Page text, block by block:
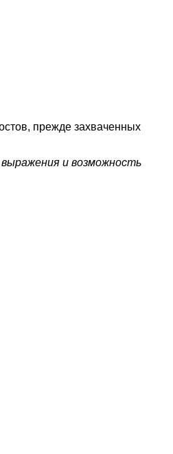
прежде захваченных
и возможность